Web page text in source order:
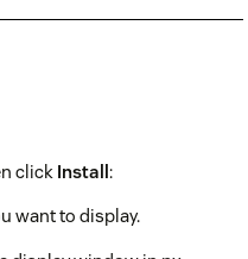
click Install:
want to display.